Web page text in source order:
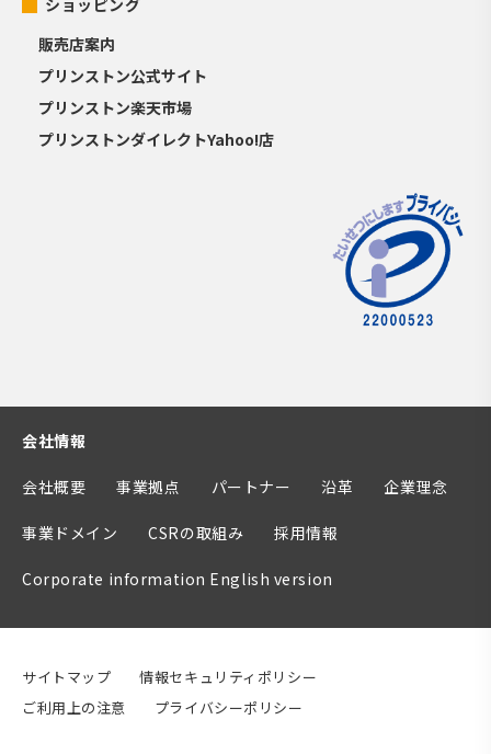
ショッピング
販売店案内
プリンストン公式サイト
プリンストン楽天市場
プリンストンダイレクトYahoo!店
会社情報
会社概要 事業拠点 パートナー 沿革 企業理念
事業ドメイン CSRの取組み 採用情報
Corporate information English version
サイトマップ
情報セキュリティポリシー
ご利用上の注意
プライバシーポリシー